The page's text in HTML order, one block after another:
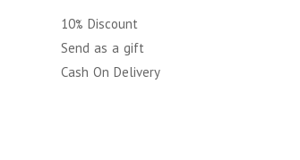
10% Discount
Send as a gift
Cash On Delivery